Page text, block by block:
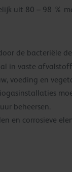
uit 80 – 98 %
de bacteriële
in vaste
voeding en
beheersen.
en corrosieve